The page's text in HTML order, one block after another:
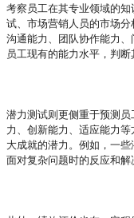
考察员工在其专业领域的
试、市场营销人员的市场
沟通能力、团队协作能力
员工现有的能力水平，判断
潜力测试则更侧重于预测
力、创新能力、适应能力
大成就的潜力。例如，一
面对复杂问题时的反应和解